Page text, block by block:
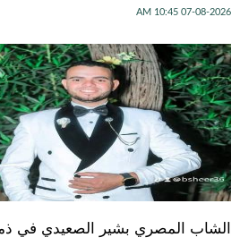
07-08-2026 10:45 AM
الشاب المصري بشير الصعيدي في